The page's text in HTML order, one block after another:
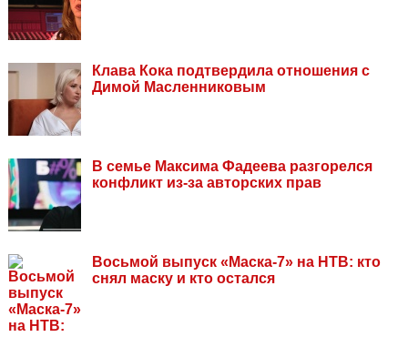
Клава Кока подтвердила отношения с
Димой Масленниковым
В семье Максима Фадеева разгорелся
конфликт из-за авторских прав
Восьмой выпуск «Маска-7» на НТВ: кто
снял маску и кто остался